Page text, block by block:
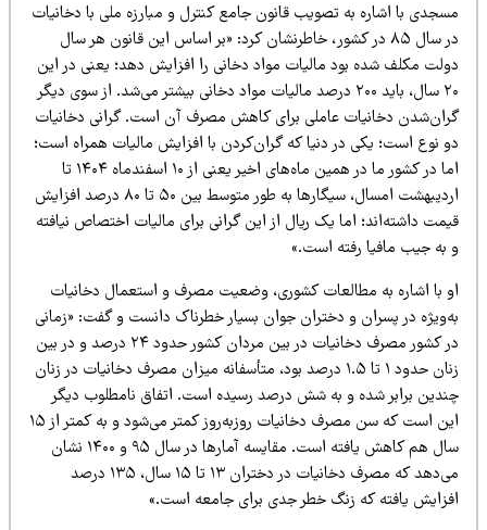
با اشاره به تصویب قانون جامع کنترل و مبارزه ملی با دخانیات
در سال ۸۵ در کشور، خاطرنشان کرد: «بر اساس این قانون هر سال
مکلف شده بود مالیات مواد دخانی را افزایش دهد؛ یعنی در این
۲۰ سال، باید ۲۰۰ درصد مالیات مواد دخانی بیشتر می‌شد. از سوی دیگر
دخانیات عاملی برای کاهش مصرف آن است. گرانی دخانیات
نوع است؛ یکی در دنیا که گران‌کردن با افزایش مالیات همراه است؛
اما در کشور ما در همین ماه‌های اخیر یعنی از ۱۰ اسفندماه ۱۴۰۴ تا
اردیبهشت امسال، سیگارها به طور متوسط بین ۵۰ تا ۸۰ درصد افزایش
داشته‌اند؛ اما یک ریال از این گرانی برای مالیات اختصاص نیافته
به جیب مافیا رفته است.»
با اشاره به مطالعات کشوری، وضعیت مصرف و استعمال دخانیات
در پسران و دختران جوان بسیار خطرناک دانست و گفت: «زمانی
در کشور مصرف دخانیات در بین مردان کشور حدود ۲۴ درصد و در بین
زنان حدود ۱ تا ۱.۵ درصد بود، متأسفانه میزان مصرف دخانیات در زنان
برابر شده و به شش درصد رسیده است. اتفاق نامطلوب دیگر
این است که سن مصرف دخانیات روزبه‌روز کمتر می‌شود و به کمتر از ۱۵
سال هم کاهش یافته است. مقایسه آمارها در سال ۹۵ و ۱۴۰۰ نشان
می‌دهد که مصرف دخانیات در دختران ۱۳ تا ۱۵ سال، ۱۳۵ درصد
یافته که زنگ خطر جدی برای جامعه است.»